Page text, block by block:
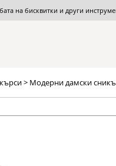
на бисквитки и други
> Модерни дамски